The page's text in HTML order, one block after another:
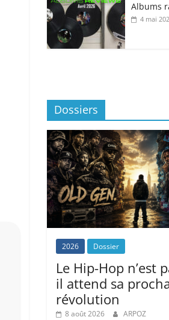
Albums
4 mai
Dossiers
2026 Dossier
Le Hip-Hop n’est
il attend sa
révolution
8 août 2026 ARPOZ